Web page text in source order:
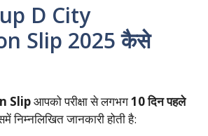
D City
Slip 2025 कैसे
Slipआपको परीक्षा से लगभग10 दिन पहले
निम्नलिखित जानकारी होती है: